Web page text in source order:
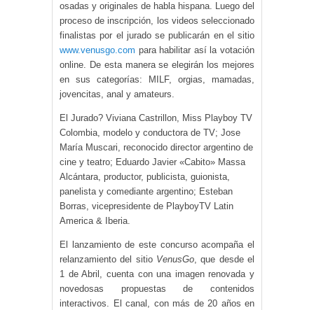
osadas y originales de habla hispana. Luego del
proceso de inscripción, los videos seleccionado
finalistas por el jurado se publicarán en el sitio
www.venusgo.com para habilitar así la votación
online. De esta manera se elegirán los mejores
en sus categorías: MILF, orgias, mamadas,
jovencitas, anal y amateurs.
El Jurado? Viviana Castrillon, Miss Playboy TV
Colombia, modelo y conductora de TV; Jose
María Muscari, reconocido director argentino de
cine y teatro; Eduardo Javier «Cabito» Massa
Alcántara, productor, publicista, guionista,
panelista y comediante argentino; Esteban
Borras, vicepresidente de PlayboyTV Latin
America & Iberia.
El lanzamiento de este concurso acompaña el
relanzamiento del sitio VenusGo, que desde el
1 de Abril, cuenta con una imagen renovada y
novedosas propuestas de contenidos
interactivos. El canal, con más de 20 años en